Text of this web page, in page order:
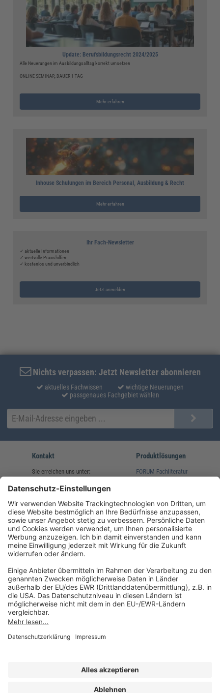
Update: Berufsbildungsrecht 2024/2025
Alle Neuerungen im Ausbildungsalltag korrekt umsetzen
ONLINE-SEMINAR, DAUER 1 TAG
Mehr erfahren
Inhouse Schulungen im Bereich Personal, Ausbildung & Recht
Mehr erfahren
Ihr Fach-Newsletter
✓ aktuelle Informationen
✓ wertvolle Praxishilfen
✓ kostenlos und unverbindlich
Jetzt anmelden
Nichts verpassen: Jetzt Newsletter abonnieren
aktuelles Fachwissen
wichtige Neuerungen
passgenaues Fachgebiet wählen
Kontakt
Sie erreichen uns unter:
(08233) 38 11 23
service@forum-verlag.com
Mo-Do 07:30 - 17:00 Uhr
Fr 07:30 - 15:00 Uhr
Produktlösungen
FORUM Fachliteratur
Folgen Sie uns
Impressum
Datenschutz
AGB und Lizenzbedingungen